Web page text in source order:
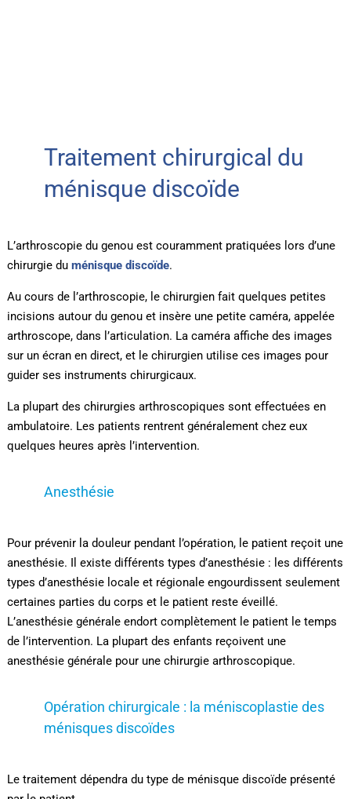
Traitement chirurgical du
ménisque discoïde
L’arthroscopie du genou est couramment pratiquées lors d’une
chirurgie du ménisque discoïde.
Au cours de l’arthroscopie, le chirurgien fait quelques petites
incisions autour du genou et insère une petite caméra, appelée
arthroscope, dans l’articulation. La caméra affiche des images
sur un écran en direct, et le chirurgien utilise ces images pour
guider ses instruments chirurgicaux.
La plupart des chirurgies arthroscopiques sont effectuées en
ambulatoire. Les patients rentrent généralement chez eux
quelques heures après l’intervention.
Anesthésie
Pour prévenir la douleur pendant l’opération, le patient reçoit une
anesthésie. Il existe différents types d’anesthésie : les différents
types d’anesthésie locale et régionale engourdissent seulement
certaines parties du corps et le patient reste éveillé.
L’anesthésie générale endort complètement le patient le temps
de l’intervention. La plupart des enfants reçoivent une
anesthésie générale pour une chirurgie arthroscopique.
Opération chirurgicale : la méniscoplastie des
ménisques discoïdes
Le traitement dépendra du type de ménisque discoïde présenté